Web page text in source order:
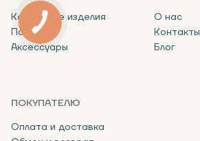
Картонные изделия
Пакеты
Аксессуары
О нас
Контакты
Блог
ПОКУПАТЕЛЮ
Оплата и доставка